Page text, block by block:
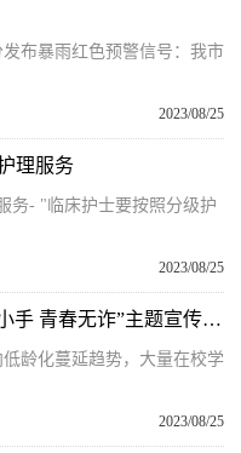
发布暴雨红色预警信号：我市
2023/08/25
理服务
务- "临床护士要按照分级护
2023/08/25
陵水英州镇举办护苗同行“大手拉小手 青春无诈”主题宣传活动
龄化蔓延趋势，大量在校学
2023/08/25